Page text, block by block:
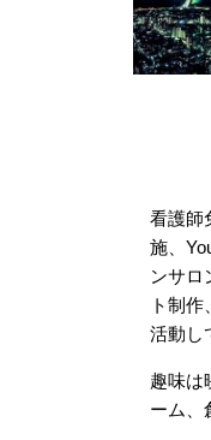
看護師
施、
ンサロ
ト制
活動し
趣味は
ーム、